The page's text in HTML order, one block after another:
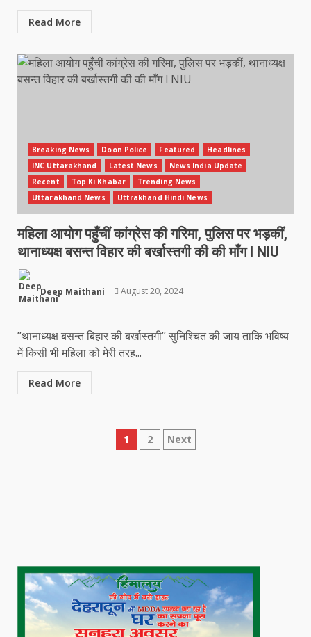
Read More
Breaking News Doon Police Featured
Headlines
INC Uttarakhand
Latest News
News India Update
Recent
Top Ki Khabar
Trending News
Uttarakhand News
Uttrakhand Hindi News
महिला आयोग पहुँचीं कांग्रेस की गरिमा, पुलिस पर भड़कीं,
थानाध्यक्ष बसन्त विहार की बर्खास्तगी की की माँग l NIU
Deep Maithani August 20, 2024
’’थानाध्यक्ष बसन्त बिहार की बर्खास्तगी’’ सुनिश्चित की जाय ताकि भविष्य
में किसी भी महिला को मेरी तरह...
Read More
Posts
1 2 Next